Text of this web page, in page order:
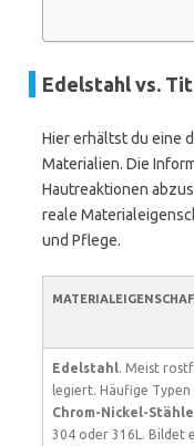
Edelstahl vs.
Hier erhältst du eine
Materialien. Die
Hautreaktionen
reale
und Pflege.
Edelstahl. Meist
legiert. Häufige Typen
Chrom-Nickel-Stähle
304 oder 316L. Bildet